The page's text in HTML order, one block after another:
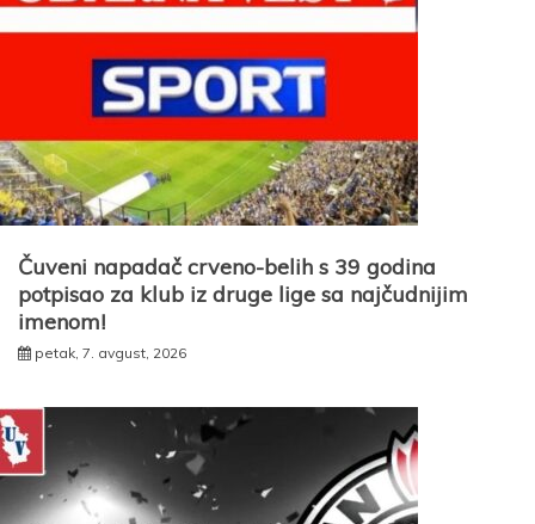
Čuveni napadač crveno-belih s 39 godina
potpisao za klub iz druge lige sa najčudnijim
imenom!
petak, 7. avgust, 2026